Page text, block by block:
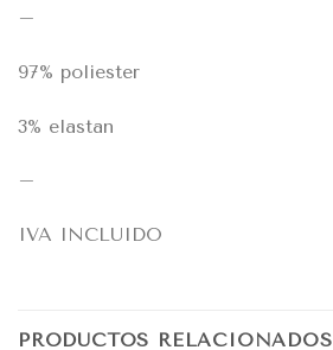
–
97% poliester
3% elastan
–
IVA INCLUIDO
PRODUCTOS RELACIONADOS